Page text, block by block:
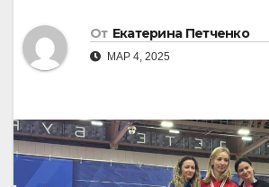
От Екатерина Петченко
МАР 4, 2025